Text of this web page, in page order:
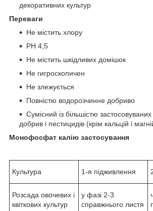
декоративних культур
Переваги
Не містить хлору
PН 4,5
Не містить шкідливих домішок
Не гигроскопичен
Не злежується
Повністю водорозчинне добриво
Сумісний із більшістю
добрив і пестицидів (крім кальцій і
Монофосфат калію застосування
Культура 1-я підживлення
Розсада овочевих і
квіткових культур
у фазі 2-3
справжнього листя